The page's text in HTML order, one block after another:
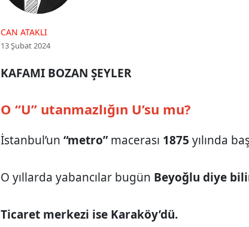
CAN ATAKLI
13 Şubat 2024
KAFAMI BOZAN ŞEYLER
O “U” utanmazlığın U’su mu?
İstanbul’un“metro”macerası 1875 yılında
O yıllarda yabancılar bugün Beyoğlu diye
Ticaret merkezi ise Karaköy’dü.